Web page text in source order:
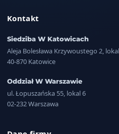
Kontakt
Siedziba W Katowicach
Aleja Bolesława Krzywoustego 2,
40-870 Katowice
Oddział W Warszawie
ul. Łopuszańska 55, lokal 6
02-232 Warszawa